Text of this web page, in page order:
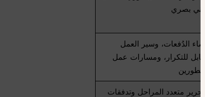
ذهني بصري
إنشاء الدُفعات، وسير العمل
القابل للتكرار، ومسارات عمل
المطورين
التحرير متعدد المراحل وتدفقات